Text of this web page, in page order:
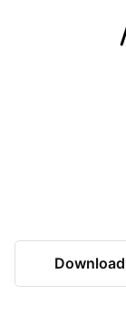
Download